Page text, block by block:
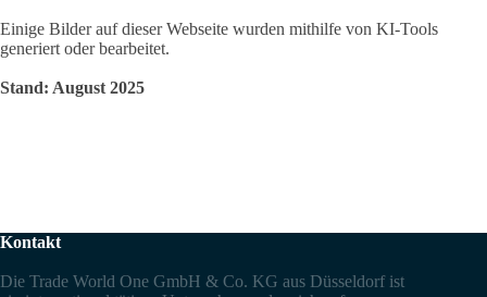
Einige Bilder auf dieser Webseite wurden mithilfe von KI-Tools
generiert oder bearbeitet.
Stand: August 2025
Kontakt
Die Trade World One GmbH & Co. KG aus Düsseldorf ist